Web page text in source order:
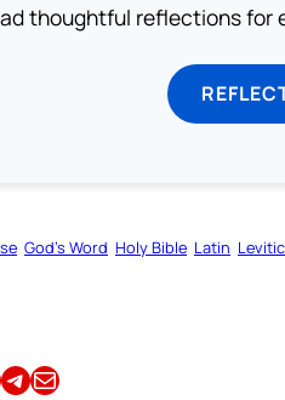
thoughtful reflections for
God’s Word Holy Bible Latin
Share this article on TelegramEmail this Article